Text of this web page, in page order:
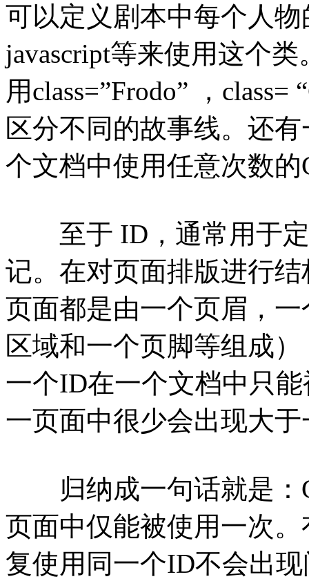
可以定义剧本中每个人
javascript等来使用这个
用class=”Frodo” ，class=
区分不同的故事线。还
个文档中使用任意次数的
至于 ID，通常用于定
记。在对页面排版进行
页面都是由一个页眉，一
区域和一个页脚等组成
一个ID在一个文档中只
一页面中很少会出现大
归纳成一句话就是：
页面中仅能被使用一次
复使用同一个ID不会出